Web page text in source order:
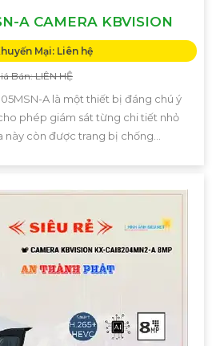
A CAMERA KBVISION
Mại: Liên hệ
Bán: LIÊN HỆ
A là một thiết bị đáng chú ý
phép giám sát từng chi tiết nhỏ
còn được trang bị chống...